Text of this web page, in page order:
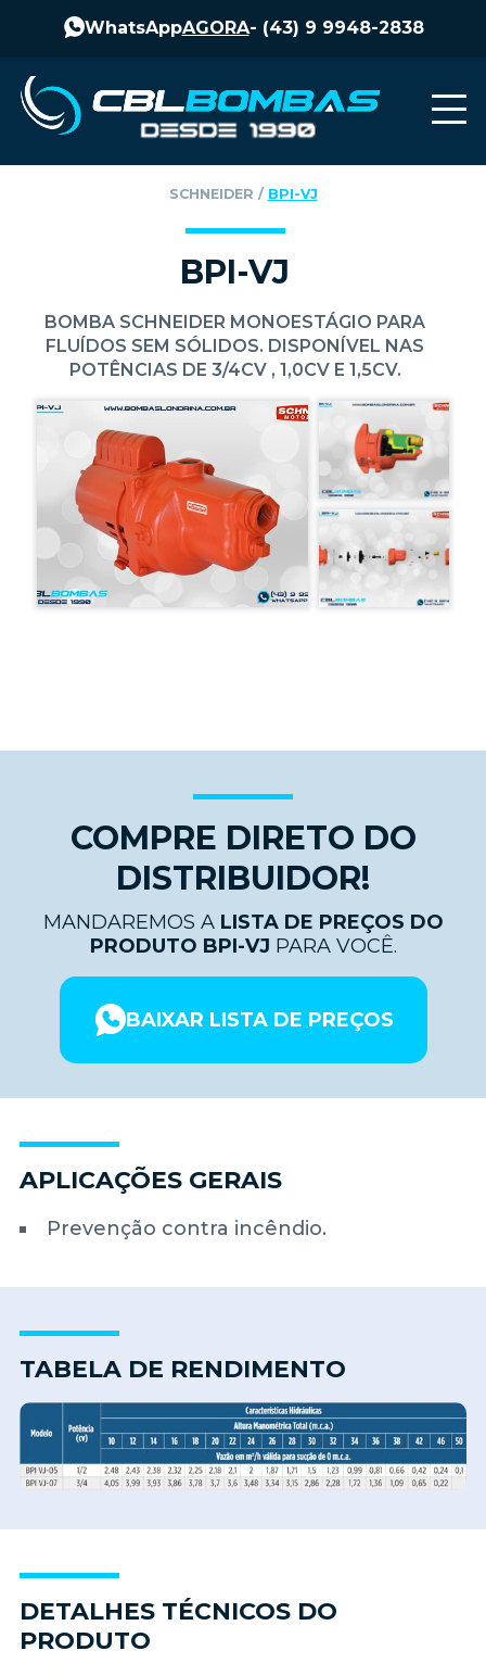
WhatsAppAGORA- (43) 9 9948-2838
SCHNEIDER ‎ / ‎ BPI-VJ
BPI-VJ
BOMBA SCHNEIDER MONOESTÁGIO PARA
FLUÍDOS SEM SÓLIDOS. DISPONÍVEL NAS
POTÊNCIAS DE 3/4CV , 1,0CV E 1,5CV.
COMPRE DIRETO DO
DISTRIBUIDOR!
MANDAREMOS A LISTA DE PREÇOS DO
PRODUTO BPI-VJ PARA VOCÊ.
BAIXAR LISTA DE PREÇOS
APLICAÇÕES GERAIS
Prevenção contra incêndio.
TABELA DE RENDIMENTO
DETALHES TÉCNICOS DO
PRODUTO